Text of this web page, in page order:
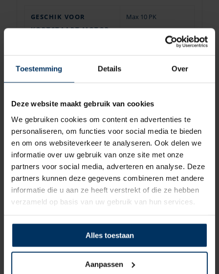
Toestemming Details Over
Deze website maakt gebruik van cookies
We gebruiken cookies om content en advertenties te
personaliseren, om functies voor social media te bieden
en om ons websiteverkeer te analyseren. Ook delen we
informatie over uw gebruik van onze site met onze
partners voor social media, adverteren en analyse. Deze
partners kunnen deze gegevens combineren met andere
informatie die u aan ze heeft verstrekt of die ze hebben
verzameld op basis van uw gebruik van hun services.
Alles toestaan
Aanpassen
GESCHIK VOOR
KORTSTAART MOTOR
Max 10 PK
BREEDTE 154 cm
TUBE DIAMETER 42 cm
AANTAL TUBES 3 tubes
VLOER OPTIES
Aluminium vloer,
opblaasbaar vloer
48 kg